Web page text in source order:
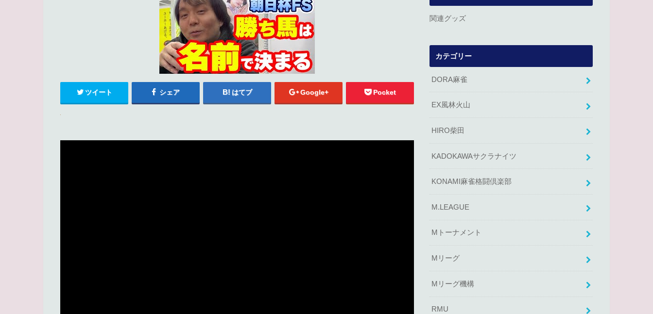
ツイート シェア はてブ Google+ Pocket
関連グッズ
カテゴリー
DORA麻雀
EX風林火山
HIRO柴田
KADOKAWAサクラナイツ
KONAMI麻雀格闘倶楽部
M.LEAGUE
Mトーナメント
Mリーグ
Mリーグ機構
RMU